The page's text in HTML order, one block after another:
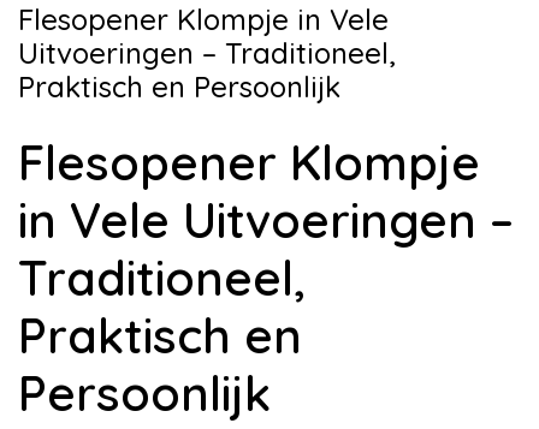
Flesopener Klompje in Vele
Uitvoeringen – Traditioneel,
Praktisch en Persoonlijk
Flesopener Klompje
in Vele Uitvoeringen –
Traditioneel,
Praktisch en
Persoonlijk